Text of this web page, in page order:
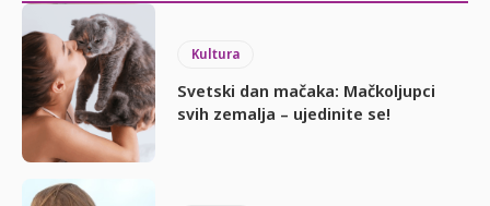
Kultura
Svetski dan mačaka: Mačkoljupci
svih zemalja – ujedinite se!